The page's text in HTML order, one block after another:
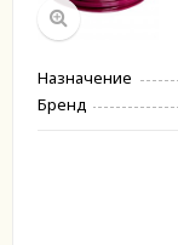
Назначение
Бренд